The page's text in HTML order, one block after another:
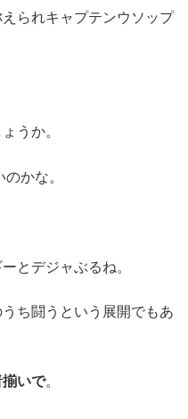
られキャプテンウソップ
うか。
かな。
とデジャぶるね。
ち闘うという展開でもあ
揃いで。